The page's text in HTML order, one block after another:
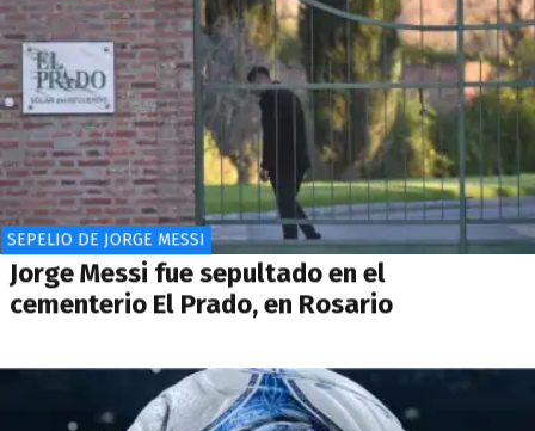
SEPELIO DE JORGE MESSI
Jorge Messi fue sepultado en el
cementerio El Prado, en Rosario